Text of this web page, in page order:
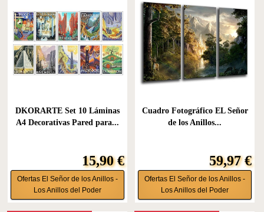
DKORARTE Set 10 Láminas
A4 Decorativas Pared para...
15,90 €
Ofertas El Señor de los Anillos -
Los Anillos del Poder
Cuadro Fotográfico EL Señor
de los Anillos...
59,97 €
Ofertas El Señor de los Anillos -
Los Anillos del Poder